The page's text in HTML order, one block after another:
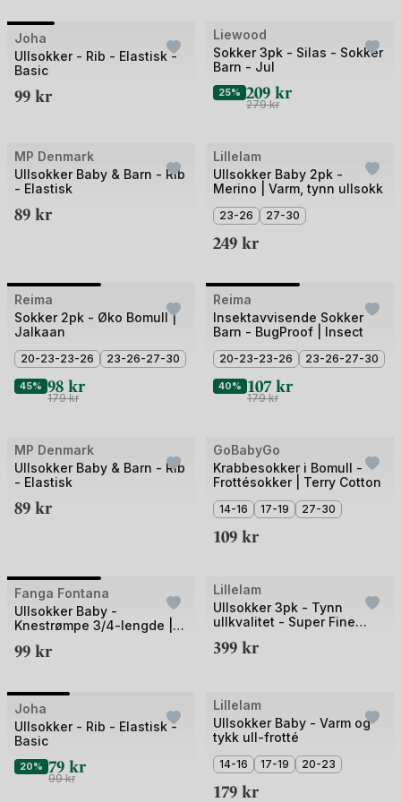
Bilde
av
4
Joha
Ullsokker - Rib - Elastisk -
Basic
99 kr
Outlet
Liewood
Sokker 3pk - Silas - Sokker
Barn - Jul
25% 209 kr
279kr
MP Denmark
Ullsokker Baby & Barn - Rib
- Elastisk
89 kr
Lillelam
Ullsokker Baby 2pk -
Merino | Varm, tynn ullsokk
23-26 27-30
249 kr
Outlet
Bilde
av
Reima
Sokker 2pk - Øko Bomull |
Jalkaan
20-23-23-26 23-26-27-30
45% 98 kr
179kr
Outlet
Bilde
av
Reima
Insektavvisende Sokker
Barn - BugProof | Insect
20-23-23-26 23-26-27-30
40% 107 kr
179kr
MP Denmark
Ullsokker Baby & Barn - Rib
- Elastisk
89 kr
3 for 2
GoBabyGo
Krabbesokker i Bomull -
Frottésokker | Terry Cotton
14-16 17-19 27-30
109 kr
Bilde
av
Fanga Fontana
Ullsokker Baby -
Knestrømpe 3/4-lengde |
99 kr
Lillelam
Ullsokker 3pk - Tynn
ullkvalitet - Super Fine
399 kr
Outlet
Bilde
av
Joha
Ullsokker - Rib - Elastisk -
Basic
20% 79 kr
99kr
Lillelam
Ullsokker Baby - Varm og
tykk ull-frotté
14-16 17-19 20-23
179 kr